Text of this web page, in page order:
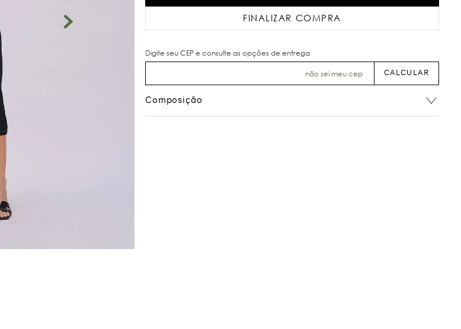
FINALIZAR COMPRA
não sei meu cep
Composição